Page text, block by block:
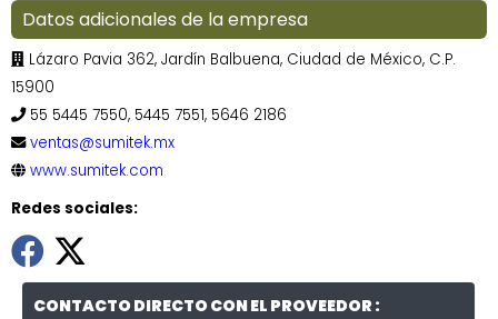
Datos adicionales de la empresa
Lázaro Pavia 362, Jardín Balbuena, Ciudad de México, C.P.
15900
55 5445 7550, 5445 7551, 5646 2186
ventas@sumitek.mx
www.sumitek.com
Redes sociales:
CONTACTO DIRECTO CON EL PROVEEDOR :